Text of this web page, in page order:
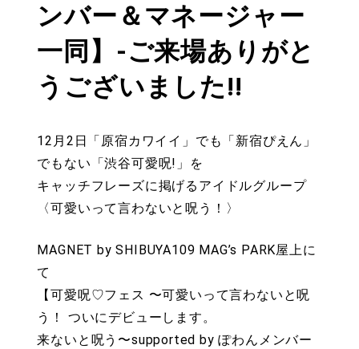
ンバー＆マネージャー
一同】-ご来場ありがと
うございました!!
12月2日「原宿カワイイ」でも「新宿ぴえん」
でもない「渋谷可愛呪!」を
キャッチフレーズに掲げるアイドルグループ
〈可愛いって言わないと呪う！〉
MAGNET by SHIBUYA109 MAG’s PARK屋上に
て
【可愛呪♡フェス 〜可愛いって言わないと呪
う！ ついにデビューします。
来ないと呪う〜supported by ぽわんメンバー